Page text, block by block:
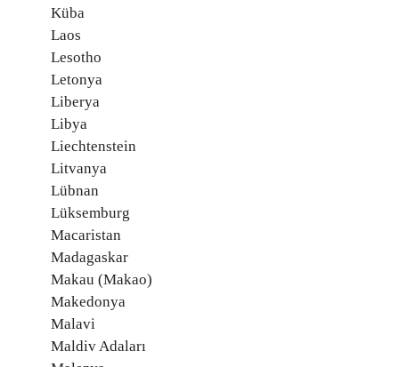
Küba
Laos
Lesotho
Letonya
Liberya
Libya
Liechtenstein
Litvanya
Lübnan
Lüksemburg
Macaristan
Madagaskar
Makau (Makao)
Makedonya
Malavi
Maldiv Adaları